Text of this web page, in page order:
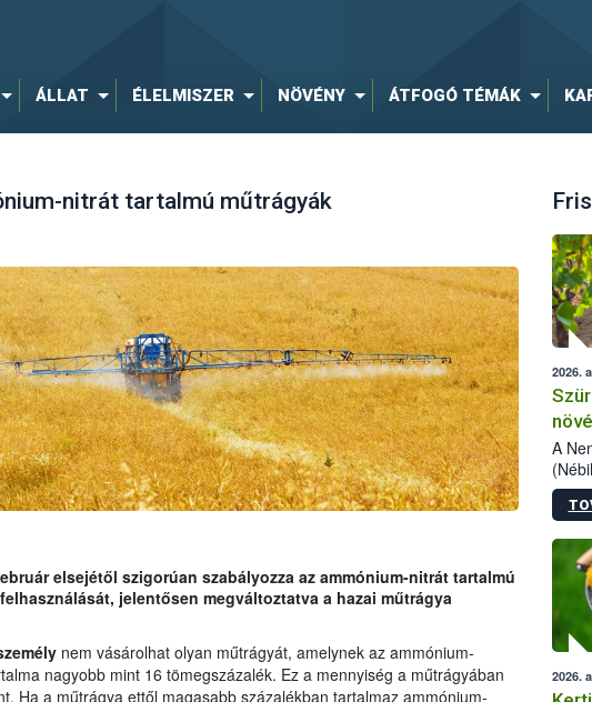
ÁLLAT ÉLELMISZER NÖVÉNY ÁTFOGÓ TÉMÁK
nitrát tartalmú műtrágyák
elsejétől szigorúan szabályozza az ammónium-nitrát tartalmú
jelentősen megváltoztatva a hazai műtrágya
nem vásárolhat olyan műtrágyát, amelynek az ammónium-
nagyobb mint 16 tömegszázalék. Ez a mennyiség a műtrágyában
Ha a műtrágya ettől magasabb százalékban tartalmaz ammónium-
2026.
A
Az
2026.